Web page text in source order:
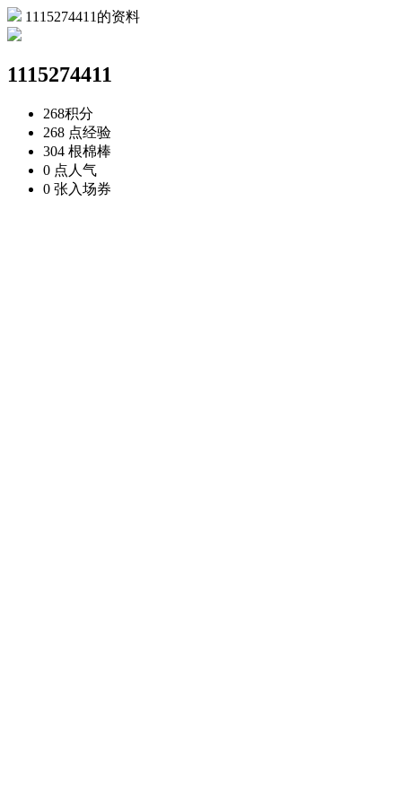
1115274411的资料
1115274411
268积分
268 点经验
304 根棉棒
0 点 人气
0 张 入场券